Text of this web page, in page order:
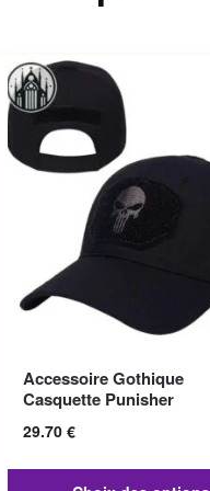
Accessoire Gothique
Casquette Punisher
29.70 €
Les options peuvent être